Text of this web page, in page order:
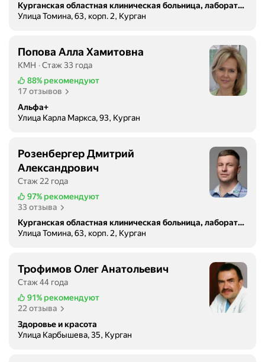
Курганская областная клиническая больница, лаборатория клинической иммунологии
Улица Томина, 63, корп. 2, Курган
Попова Алла Хамитовна
КМН
Стаж 33 года
88% рекомендуют
17 отзывов
Альфа+
Улица Карла Маркса, 93, Курган
Розенбергер Дмитрий
Александрович
Стаж 22 года
97% рекомендуют
33 отзыва
Курганская областная клиническая больница, лаборатория клинической иммунологии
Улица Томина, 63, корп. 2, Курган
Трофимов Олег Анатольевич
Стаж 44 года
91% рекомендуют
22 отзыва
Здоровье и красота
Улица Карбышева, 35, Курган